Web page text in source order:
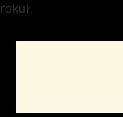
roku).